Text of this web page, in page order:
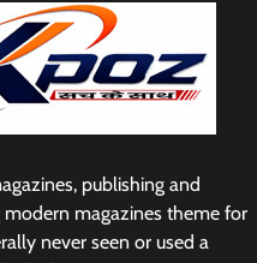
publishing and
magazines theme for
never seen or used a